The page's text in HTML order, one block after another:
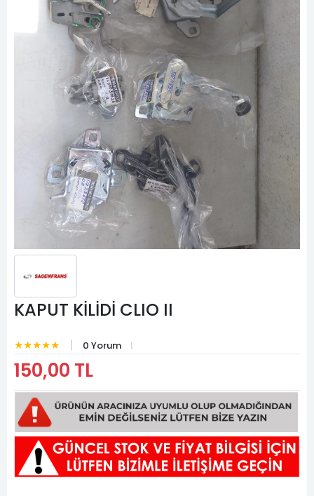
KAPUT KİLİDİ CLIO II
★★★★★ 0 Yorum
150,00 TL